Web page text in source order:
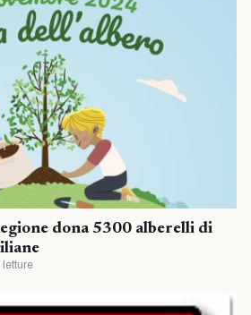
dona 5300 alberelli di